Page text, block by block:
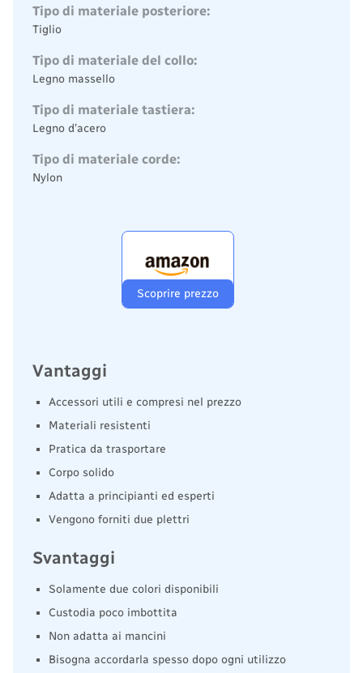
Tipo di materiale posteriore:
Tiglio
Tipo di materiale del collo:
Legno massello
Tipo di materiale tastiera:
Legno d’acero
Tipo di materiale corde:
Nylon
Scoprire prezzo
Vantaggi
Accessori utili e compresi nel prezzo
Materiali resistenti
Pratica da trasportare
Corpo solido
Adatta a principianti ed esperti
Vengono forniti due plettri
Svantaggi
Solamente due colori disponibili
Custodia poco imbottita
Non adatta ai mancini
Bisogna accordarla spesso dopo ogni utilizzo